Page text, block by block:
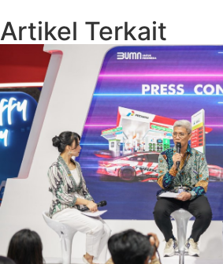
Artikel Terkait